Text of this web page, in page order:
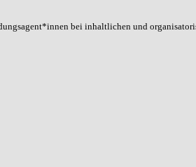
bei inhaltlichen und